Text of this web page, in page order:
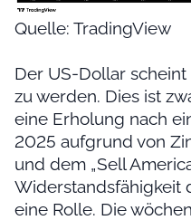
Quelle: TradingView
Der US-Dollar
zu werden. Dies ist
eine Erholung nach
2025 aufgrund von
und dem „Sell
Widerstandsfähigkeit
eine Rolle. Die